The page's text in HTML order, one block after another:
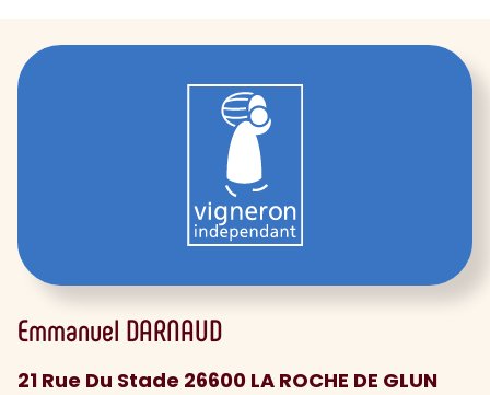
Emmanuel DARNAUD
21 Rue Du Stade 26600 LA ROCHE DE GLUN